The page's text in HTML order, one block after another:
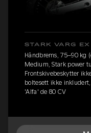
STARK VARG EX
Håndbrems, 75–90 kg
Medium, Stark power
Frontskivebeskytter
boltesett ikke
'Alfa' de 80 CV